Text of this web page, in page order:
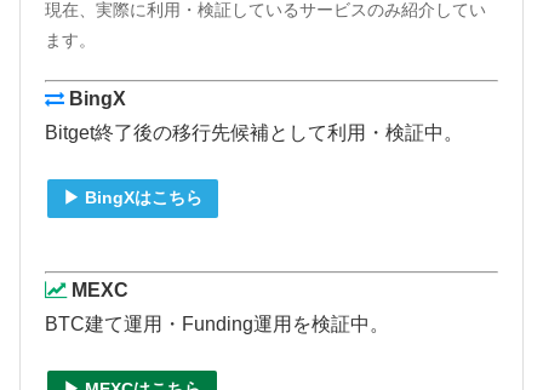
現在、実際に利用・検証しているサービスのみ紹介してい
ます。
BingX
Bitget終了後の移行先候補として利用・検証中。
▶ BingXはこちら
MEXC
BTC建て運用・Funding運用を検証中。